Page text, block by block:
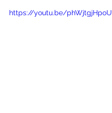
https://youtu.be/phWjtgjHpoU